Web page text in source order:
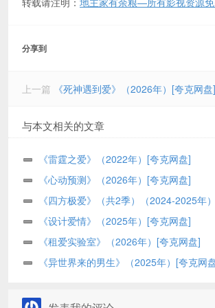
分享到
上一篇 《死神遇到爱》（2026年）[夸克网盘]
与本文相关的文章
《雷霆之爱》（2022年）[夸克网盘]
《心动预测》（2026年）[夸克网盘]
《四方极爱》（共2季）（2024-2025年
《设计爱情》（2025年）[夸克网盘]
《租爱实验室》（2026年）[夸克网盘]
《异世界来的男生》（2025年）[夸克网